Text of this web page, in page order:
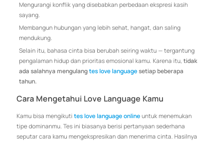
Mengurangi konflik yang disebabkan perbedaan ekspresi kasih
sayang.
Membangun hubungan yang lebih sehat, hangat, dan saling
mendukung.
Selain itu, bahasa cinta bisa berubah seiring waktu — tergantung
pengalaman hidup dan prioritas emosional kamu. Karena itu,tidak
ada salahnya mengulangtes love languagesetiap beberapa
tahun.
Cara Mengetahui Love Language Kamu
Kamu bisa mengikutites love language online untuk menemukan
tipe dominanmu. Tes ini biasanya berisi pertanyaan sederhana
seputar cara kamu mengekspresikan dan menerima cinta. Hasilnya